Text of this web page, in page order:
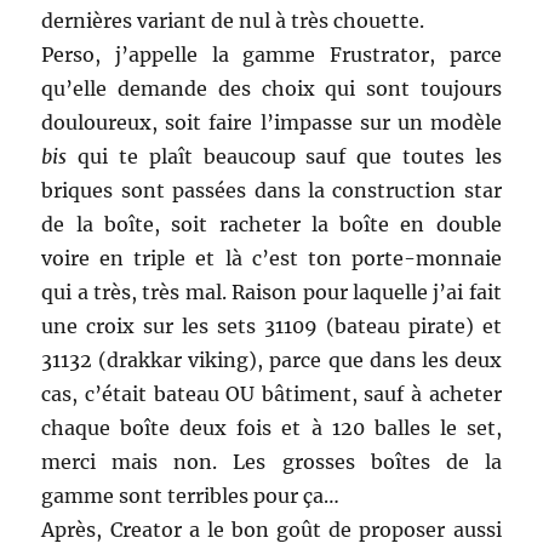
dernières variant de nul à très chouette.
Perso, j’appelle la gamme Frustrator, parce
qu’elle demande des choix qui sont toujours
douloureux, soit faire l’impasse sur un modèle
bis qui te plaît beaucoup sauf que toutes les
briques sont passées dans la construction star
de la boîte, soit racheter la boîte en double
voire en triple et là c’est ton porte-monnaie
qui a très, très mal. Raison pour laquelle j’ai fait
une croix sur les sets 31109 (bateau pirate) et
31132 (drakkar viking), parce que dans les deux
cas, c’était bateau OU bâtiment, sauf à acheter
chaque boîte deux fois et à 120 balles le set,
merci mais non. Les grosses boîtes de la
gamme sont terribles pour ça…
Après, Creator a le bon goût de proposer aussi